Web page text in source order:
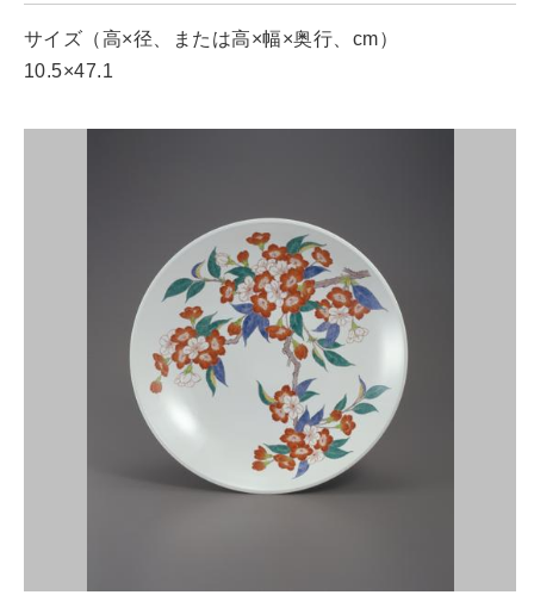
サイズ（高×径、または高×幅×奥行、cm）
10.5×47.1